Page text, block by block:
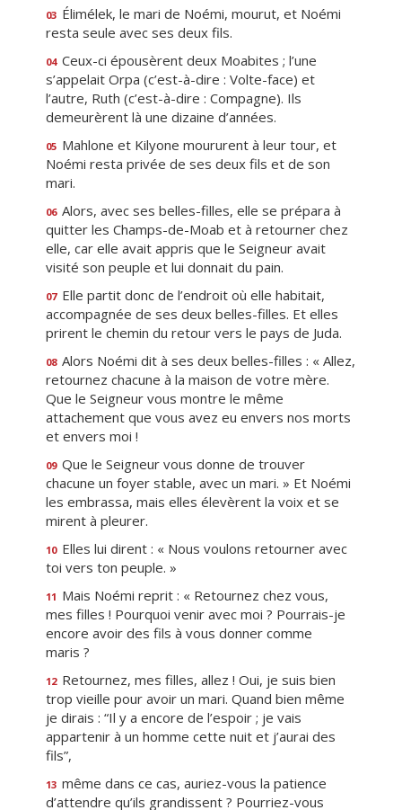
03 Élimélek, le mari de Noémi, mourut, et Noémi
resta seule avec ses deux fils.
04 Ceux-ci épousèrent deux Moabites ; l’une
s’appelait Orpa (c’est-à-dire : Volte-face) et
l’autre, Ruth (c’est-à-dire : Compagne). Ils
demeurèrent là une dizaine d’années.
05 Mahlone et Kilyone moururent à leur tour, et
Noémi resta privée de ses deux fils et de son
mari.
06 Alors, avec ses belles-filles, elle se prépara à
quitter les Champs-de-Moab et à retourner chez
elle, car elle avait appris que le Seigneur avait
visité son peuple et lui donnait du pain.
07 Elle partit donc de l’endroit où elle habitait,
accompagnée de ses deux belles-filles. Et elles
prirent le chemin du retour vers le pays de Juda.
08 Alors Noémi dit à ses deux belles-filles : « Allez,
retournez chacune à la maison de votre mère.
Que le Seigneur vous montre le même
attachement que vous avez eu envers nos morts
et envers moi !
09 Que le Seigneur vous donne de trouver
chacune un foyer stable, avec un mari. » Et Noémi
les embrassa, mais elles élevèrent la voix et se
mirent à pleurer.
10 Elles lui dirent : « Nous voulons retourner avec
toi vers ton peuple. »
11 Mais Noémi reprit : « Retournez chez vous,
mes filles ! Pourquoi venir avec moi ? Pourrais-je
encore avoir des fils à vous donner comme
maris ?
12 Retournez, mes filles, allez ! Oui, je suis bien
trop vieille pour avoir un mari. Quand bien même
je dirais : “Il y a encore de l’espoir ; je vais
appartenir à un homme cette nuit et j’aurai des
fils”,
13 même dans ce cas, auriez-vous la patience
d’attendre qu’ils grandissent ? Pourriez-vous